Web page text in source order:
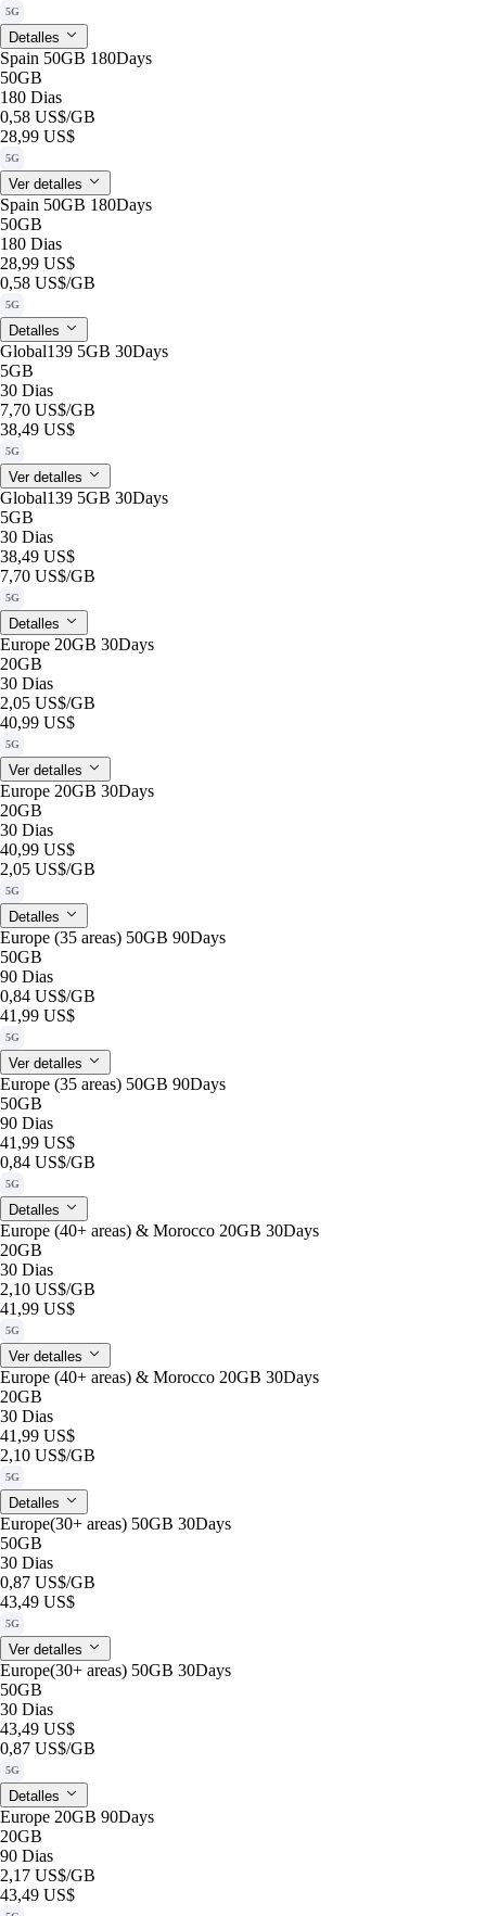
5G
Detalles
Spain 50GB 180Days
50GB
180 Dias
0,58 US$/GB
28,99 US$
5G
Ver detalles
Spain 50GB 180Days
50GB
180 Dias
28,99 US$
0,58 US$/GB
5G
Detalles
Global139 5GB 30Days
5GB
30 Dias
7,70 US$/GB
38,49 US$
5G
Ver detalles
Global139 5GB 30Days
5GB
30 Dias
38,49 US$
7,70 US$/GB
5G
Detalles
Europe 20GB 30Days
20GB
30 Dias
2,05 US$/GB
40,99 US$
5G
Ver detalles
Europe 20GB 30Days
20GB
30 Dias
40,99 US$
2,05 US$/GB
5G
Detalles
Europe (35 areas) 50GB 90Days
50GB
90 Dias
0,84 US$/GB
41,99 US$
5G
Ver detalles
Europe (35 areas) 50GB 90Days
50GB
90 Dias
41,99 US$
0,84 US$/GB
5G
Detalles
Europe (40+ areas) & Morocco 20GB 30Days
20GB
30 Dias
2,10 US$/GB
41,99 US$
5G
Ver detalles
Europe (40+ areas) & Morocco 20GB 30Days
20GB
30 Dias
41,99 US$
2,10 US$/GB
5G
Detalles
Europe(30+ areas) 50GB 30Days
50GB
30 Dias
0,87 US$/GB
43,49 US$
5G
Ver detalles
Europe(30+ areas) 50GB 30Days
50GB
30 Dias
43,49 US$
0,87 US$/GB
5G
Detalles
Europe 20GB 90Days
20GB
90 Dias
2,17 US$/GB
43,49 US$